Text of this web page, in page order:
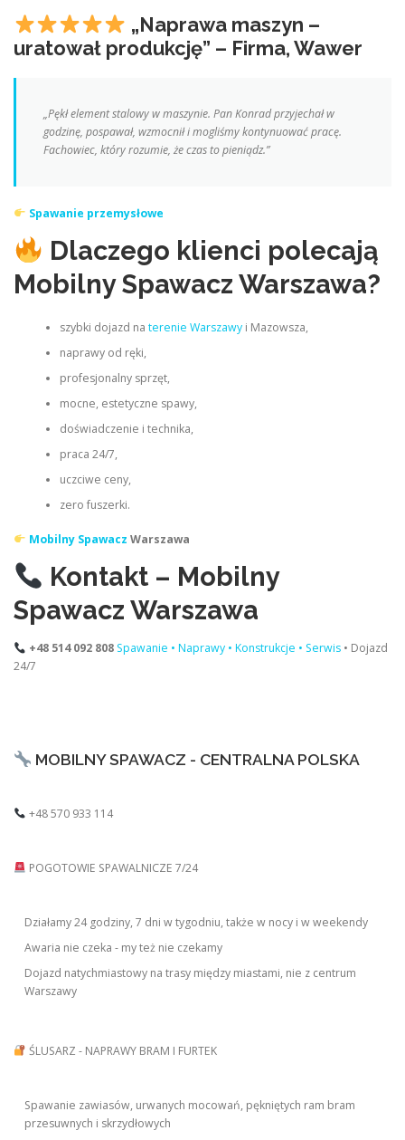
„Naprawa maszyn –
uratował produkcję” – Firma, Wawer
„Pękł element stalowy w maszynie. Pan Konrad przyjechał w
godzinę, pospawał, wzmocnił i mogliśmy kontynuować pracę.
Fachowiec, który rozumie, że czas to pieniądz.”
Spawanie przemysłowe
Dlaczego klienci polecają
Mobilny Spawacz Warszawa?
szybki dojazd na terenie Warszawyi Mazowsza,
naprawy od ręki,
profesjonalny sprzęt,
mocne, estetyczne spawy,
doświadczenie i technika,
praca 24/7,
uczciwe ceny,
zero fuszerki.
Mobilny Spawacz Warszawa
Kontakt – Mobilny
Spawacz Warszawa
+48 514 092 808 Spawanie • Naprawy • Konstrukcje • Serwis• Dojazd
24/7
MOBILNY SPAWACZ - CENTRALNA POLSKA
+48 570 933 114
POGOTOWIE SPAWALNICZE 7/24
Działamy 24 godziny, 7 dni w tygodniu, także w nocy i w weekendy
Awaria nie czeka - my też nie czekamy
Dojazd natychmiastowy na trasy między miastami, nie z centrum
Warszawy
ŚLUSARZ - NAPRAWY BRAM I FURTEK
Spawanie zawiasów, urwanych mocowań, pękniętych ram bram
przesuwnych i skrzydłowych